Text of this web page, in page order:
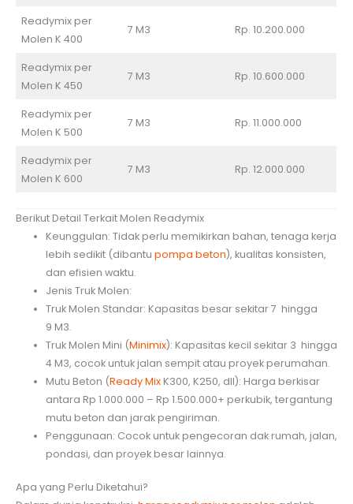
Readymix per
Molen K 400
7 M3 Rp. 10.200.000
Readymix per
Molen K 450
7 M3 Rp. 10.600.000
Readymix per
Molen K 500
7 M3 Rp. 11.000.000
Readymix per
Molen K 600
7 M3 Rp. 12.000.000
Berikut Detail Terkait Molen Readymix
Keunggulan: Tidak perlu memikirkan bahan, tenaga kerja
lebih sedikit (dibantu pompa beton), kualitas konsisten,
dan efisien waktu.
Jenis Truk Molen:
Truk Molen Standar: Kapasitas besar sekitar 7 hingga
9 M3.
Truk Molen Mini (Minimix): Kapasitas kecil sekitar 3 hingga
4 M3, cocok untuk jalan sempit atau proyek perumahan.
Mutu Beton (Ready MixK300, K250, dll): Harga berkisar
antara Rp 1.000.000 – Rp 1.500.000+ perkubik, tergantung
mutu beton dan jarak pengiriman.
Penggunaan: Cocok untuk pengecoran dak rumah, jalan,
pondasi, dan proyek besar lainnya.
Apa yang Perlu Diketahui?